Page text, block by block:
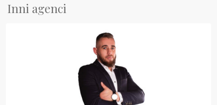
Inni agenci